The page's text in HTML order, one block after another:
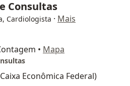
Consultas
Cardiologista · Mais
• Mapa
Econômica Federal)